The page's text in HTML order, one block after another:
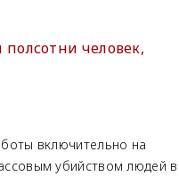
человек,
включительно на
убийством людей в